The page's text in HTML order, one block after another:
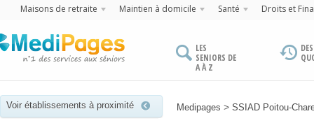
Maisons de retraite Maintien à domicile Santé Droits et
LES
SENIORS DE
A À Z
Voir établissements à proximité Medipages > SSIAD Poitou-